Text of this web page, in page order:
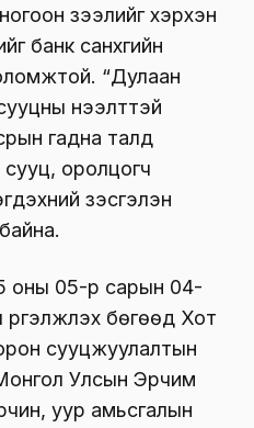
зээлийг хэрхэн
банк санхүүгийн
“Дулаан
нээлттэй
гадна талд
оролцогч
үзэсгэлэн
оны 05-р сарын 04-
бөгөөд Хот
сууцжуулалтын
Улсын Эрчим
уур амьсгалын